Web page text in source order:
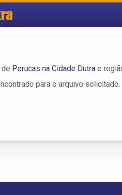
Perucas na Cidade Dutra e
para o arquivo